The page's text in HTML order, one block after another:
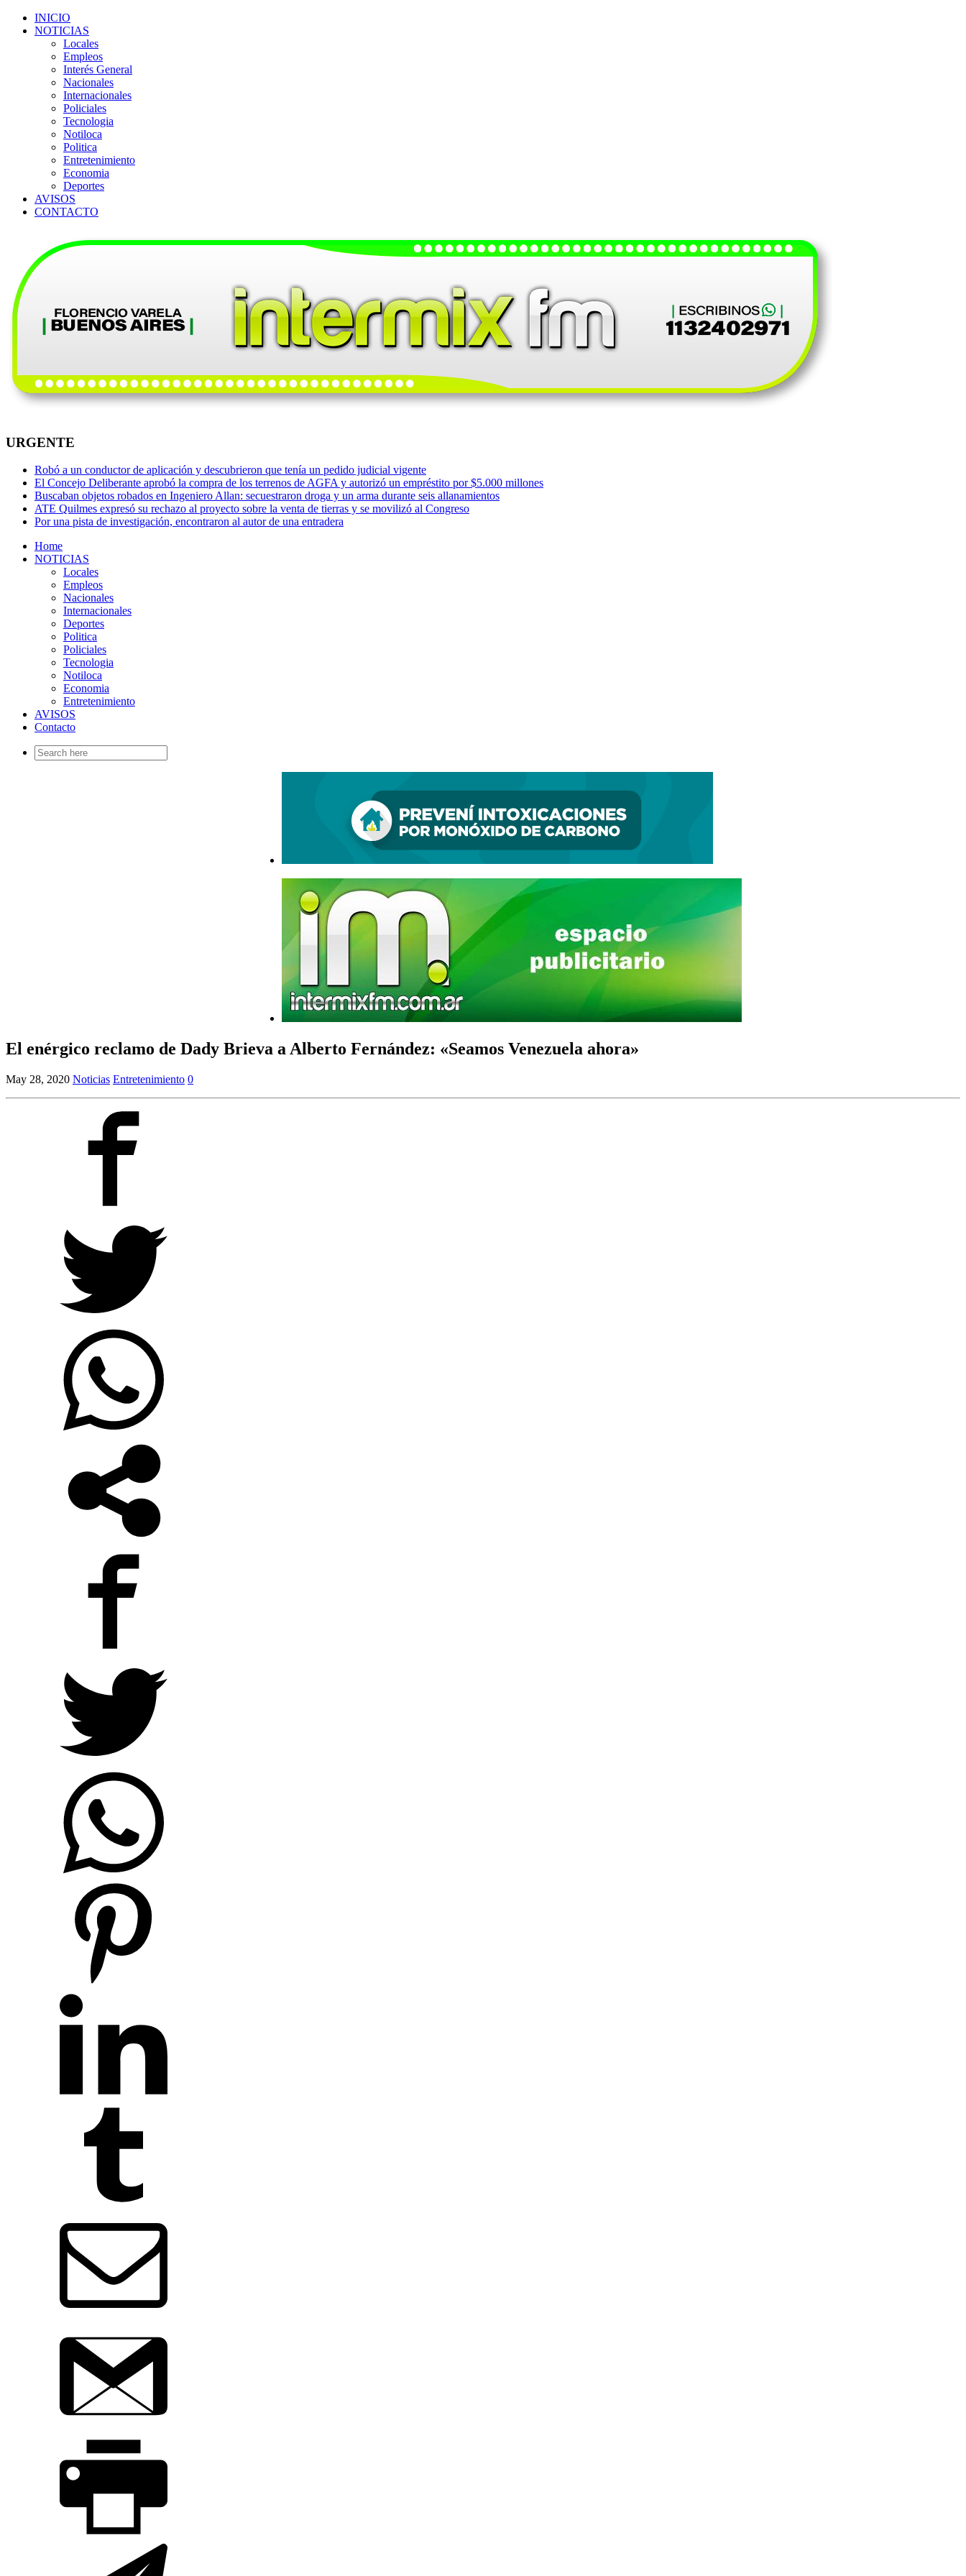
INICIO
NOTICIAS
Locales
Empleos
Interés General
Nacionales
Internacionales
Policiales
Tecnologia
Notiloca
Politica
Entretenimiento
Economia
Deportes
AVISOS
CONTACTO
URGENTE
Robó a un conductor de aplicación y descubrieron que tenía un pedido judicial vigente
El Concejo Deliberante aprobó la compra de los terrenos de AGFA y autorizó un empréstito por $5.000 millones
Buscaban objetos robados en Ingeniero Allan: secuestraron droga y un arma durante seis allanamientos
ATE Quilmes expresó su rechazo al proyecto sobre la venta de tierras y se movilizó al Congreso
Por una pista de investigación, encontraron al autor de una entradera
Home
NOTICIAS
Locales
Empleos
Nacionales
Internacionales
Deportes
Politica
Policiales
Tecnologia
Notiloca
Economia
Entretenimiento
AVISOS
Contacto
Search
for:
El enérgico reclamo de Dady Brieva a Alberto Fernández: «Seamos Venezuela ahora»
May 28, 2020 Noticias Entretenimiento 0